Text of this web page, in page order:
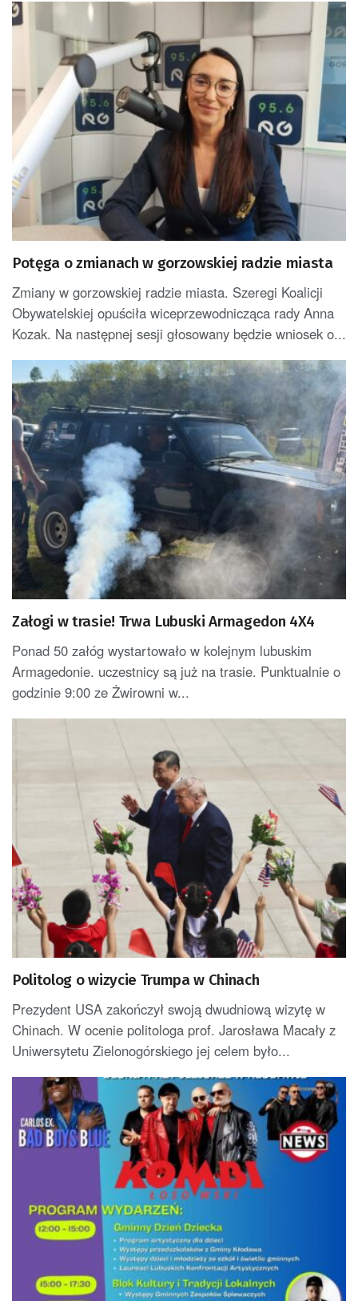
Potęga o zmianach w gorzowskiej radzie miasta
Zmiany w gorzowskiej radzie miasta. Szeregi Koalicji
Obywatelskiej opuściła wiceprzewodnicząca rady Anna
Kozak. Na następnej sesji głosowany będzie wniosek o...
Załogi w trasie! Trwa Lubuski Armagedon 4X4
Ponad 50 załóg wystartowało w kolejnym lubuskim
Armagedonie. uczestnicy są już na trasie. Punktualnie o
godzinie 9:00 ze Żwirowni w...
Politolog o wizycie Trumpa w Chinach
Prezydent USA zakończył swoją dwudniową wizytę w
Chinach. W ocenie politologa prof. Jarosława Macały z
Uniwersytetu Zielonogórskiego jej celem było...